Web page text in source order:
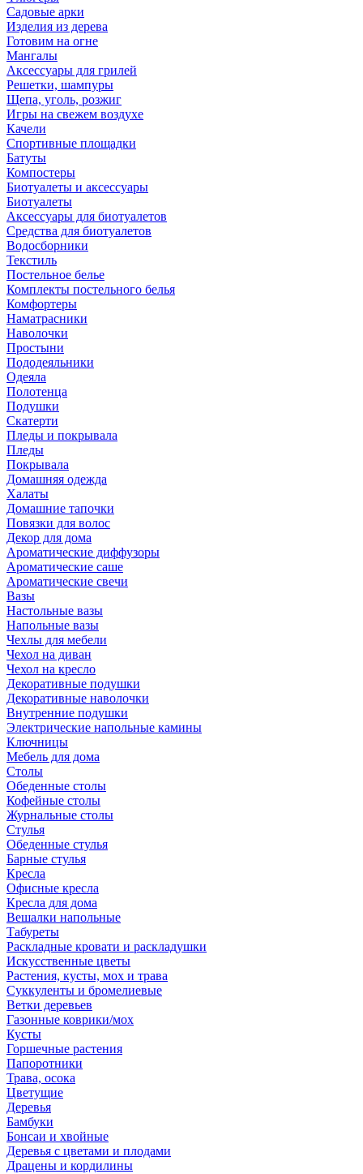
Садовые арки
Изделия из дерева
Готовим на огне
Мангалы
Аксессуары для грилей
Решетки, шампуры
Щепа, уголь, розжиг
Игры на свежем воздухе
Качели
Спортивные площадки
Батуты
Компостеры
Биотуалеты и аксессуары
Биотуалеты
Аксессуары для биотуалетов
Средства для биотуалетов
Водосборники
Текстиль
Постельное белье
Комплекты постельного белья
Комфортеры
Наматрасники
Наволочки
Простыни
Пододеяльники
Одеяла
Полотенца
Подушки
Скатерти
Пледы и покрывала
Пледы
Покрывала
Домашняя одежда
Халаты
Домашние тапочки
Повязки для волос
Декор для дома
Ароматические диффузоры
Ароматические саше
Ароматические свечи
Вазы
Настольные вазы
Напольные вазы
Чехлы для мебели
Чехол на диван
Чехол на кресло
Декоративные подушки
Декоративные наволочки
Внутренние подушки
Электрические напольные камины
Ключницы
Мебель для дома
Столы
Обеденные столы
Кофейные столы
Журнальные столы
Стулья
Обеденные стулья
Барные стулья
Кресла
Офисные кресла
Кресла для дома
Вешалки напольные
Табуреты
Раскладные кровати и раскладушки
Искусственные цветы
Растения, кусты, мох и трава
Суккуленты и бромелиевые
Ветки деревьев
Газонные коврики/мох
Кусты
Горшечные растения
Папоротники
Трава, осока
Цветущие
Деревья
Бамбуки
Бонсаи и хвойные
Деревья с цветами и плодами
Драцены и кордилины